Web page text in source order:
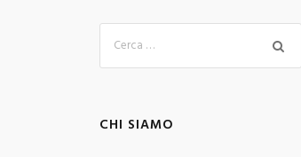
CHI SIAMO